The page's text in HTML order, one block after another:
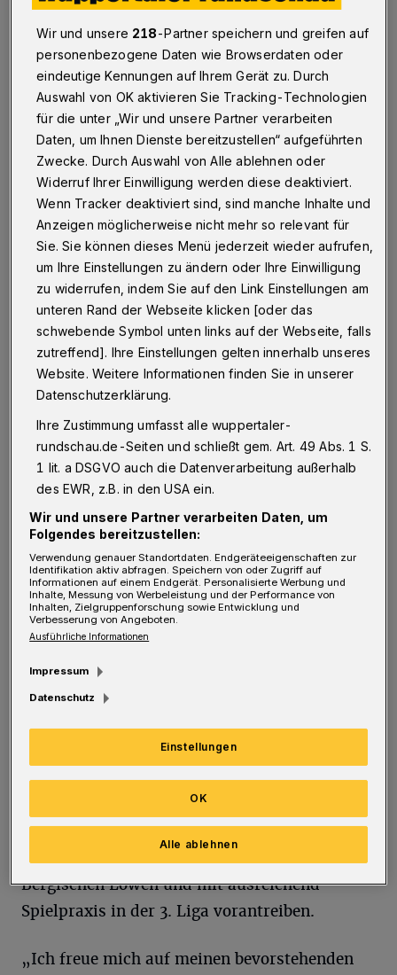
Wuppertal· Der Handball-Bundesligist Bergischer HC
hat mit Louis Oberosler den österreichischen Junioren-
Nationaltorhüter verpflichtet. Der 19-Jährige besetzt
ab dem 1. Juli 2022 als dritter Torwart den Kaderplatz
von Joonas Klama, der den BHC verlässt.
Eine Minute Lesezeit
Louis Oberosler.
Foto: Liqui Moly HBL
Das 19-jährige Nachwuchstalent wechselt
vom Zweitliga-Absteiger TuS
Fürstenfeldbruck in das Bergische Land und
wird mit einem Zweitspielrecht beim
Drittligisten TuS Opladen ausgestattet.
Dadurch soll der 2,02 Meter große
Österreicher seine sportliche Entwicklung auf
höchstem Trainingsniveau im Profikader der
Bergischen Löwen und mit ausreichend
Spielpraxis in der 3. Liga vorantreiben.
„Ich freue mich auf meinen bevorstehenden
Wir und unsere 218-Partner speichern und greifen auf
personenbezogene Daten wie Browserdaten oder
eindeutige Kennungen auf Ihrem Gerät zu. Durch
Auswahl von OK aktivieren Sie Tracking-Technologien
für die unter „Wir und unsere Partner verarbeiten
Daten, um Ihnen Dienste bereitzustellen“ aufgeführten
Zwecke. Durch Auswahl von Alle ablehnen oder
Widerruf Ihrer Einwilligung werden diese deaktiviert.
Wenn Tracker deaktiviert sind, sind manche Inhalte und
Anzeigen möglicherweise nicht mehr so relevant für
Sie. Sie können dieses Menü jederzeit wieder aufrufen,
um Ihre Einstellungen zu ändern oder Ihre Einwilligung
zu widerrufen, indem Sie auf den Link Einstellungen am
unteren Rand der Webseite klicken [oder das
schwebende Symbol unten links auf der Webseite, falls
zutreffend]. Ihre Einstellungen gelten innerhalb unseres
Website. Weitere Informationen finden Sie in unserer
Datenschutzerklärung.
Ihre Zustimmung umfasst alle wuppertaler-
rundschau.de-Seiten und schließt gem. Art. 49 Abs. 1 S.
1 lit. a DSGVO auch die Datenverarbeitung außerhalb
des EWR, z.B. in den USA ein.
Wir und unsere Partner verarbeiten Daten, um
Folgendes bereitzustellen:
Verwendung genauer Standortdaten. Endgeräteeigenschaften zur
Identifikation aktiv abfragen. Speichern von oder Zugriff auf
Informationen auf einem Endgerät. Personalisierte Werbung und
Inhalte, Messung von Werbeleistung und der Performance von
Inhalten, Zielgruppenforschung sowie Entwicklung und
Verbesserung von Angeboten.
Ausführliche Informationen
Impressum
Datenschutz
Einstellungen
Alle ablehnen
OK